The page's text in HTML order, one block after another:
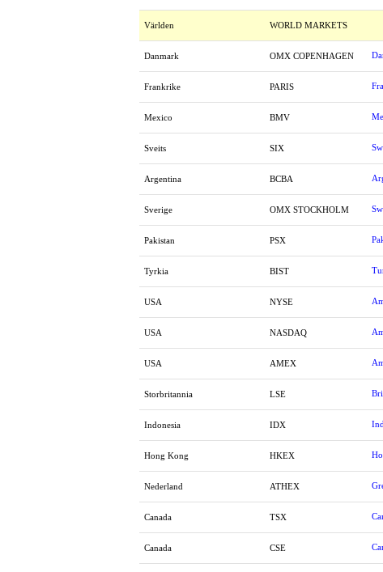
Världen WORLD MARKETS
Danmark OMX COPENHAGEN
Frankrike PARIS
Mexico BMV
Sveits SIX
Argentina BCBA
Sverige OMX STOCKHOLM
Pakistan PSX
Tyrkia BIST
USA NYSE
USA NASDAQ
USA AMEX
Storbritannia LSE
Indonesia IDX
Hong Kong HKEX
Nederland ATHEX
Canada TSX
Canada CSE